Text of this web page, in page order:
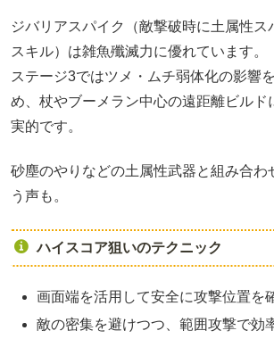
ジバリアスパイク（敵撃破時に土属性ス
スキル）は雑魚殲滅力に優れています。
ステージ3ではツメ・ムチ弱体化の影響
め、杖やブーメラン中心の遠距離ビルド
実的です。
砂塵のやりなどの土属性武器と組み合わ
う声も。
ハイスコア狙いのテクニック
画面端を活用して安全に攻撃位置を
敵の密集を避けつつ、範囲攻撃で効